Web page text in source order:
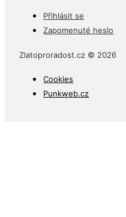
Přihlásit se
Zapomenuté heslo
Zlatoproradost.cz © 2026
Cookies
Punkweb.cz